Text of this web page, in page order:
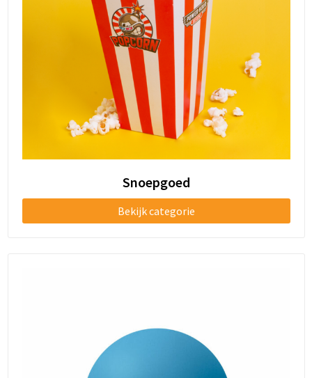
Snoepgoed
Bekijk categorie